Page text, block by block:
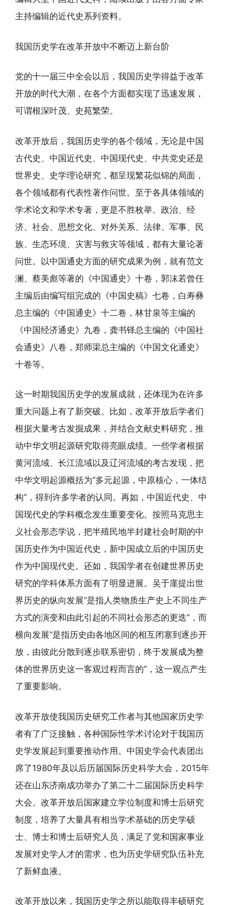
主持编辑的近代史系列资料。
我国历史学在改革开放中不断迈上新台阶
党的十一届三中全会以后，我国历史学得益于改革
开放的时代大潮，在各个方面都实现了迅速发展，
可谓根深叶茂、史苑繁荣。
改革开放后，我国历史学的各个领域，无论是中国
古代史、中国近代史、中国现代史、中共党史还是
世界史、史学理论研究，都呈现繁花似锦的局面，
各个领域都有代表性著作问世。至于各具体领域的
学术论文和学术专著，更是不胜枚举。政治、经
济、社会、思想文化、对外关系、法律、军事、民
族、生态环境、灾害与救灾等领域，都有大量论著
问世。以中国通史方面的研究成果为例，就有范文
澜、蔡美彪等著的《中国通史》十卷，郭沫若曾任
主编后由编写组完成的《中国史稿》七卷，白寿彝
总主编的《中国通史》十二卷，林甘泉等主编的
《中国经济通史》九卷，龚书铎总主编的《中国社
会通史》八卷，郑师渠总主编的《中国文化通史》
十卷等。
这一时期我国历史学的发展成就，还体现为在许多
重大问题上有了新突破。比如，改革开放后学者们
根据大量考古发掘成果，并结合文献史料研究，推
动中华文明起源研究取得亮眼成绩。一些学者根据
黄河流域、长江流域以及辽河流域的考古发现，把
中华文明起源概括为“多元起源，中原核心，一体结
构”，得到许多学者的认同。再如，中国近代史、中
国现代史的学科概念发生重要变化。按照马克思主
义社会形态学说，把半殖民地半封建社会时期的中
国历史作为中国近代史，新中国成立后的中国历史
作为中国现代史。还如，我国学者在创建世界历史
研究的学科体系方面有了明显进展。吴于廑提出世
界历史的纵向发展“是指人类物质生产史上不同生产
方式的演变和由此引起的不同社会形态的更迭”，而
横向发展“是指历史由各地区间的相互闭塞到逐步开
放，由彼此分散到逐步联系密切，终于发展成为整
体的世界历史这一客观过程而言的”，这一观点产生
了重要影响。
改革开放使我国历史研究工作者与其他国家历史学
者有了广泛接触，各种国际性学术讨论对于我国历
史学发展起到重要推动作用。中国史学会代表团出
席了1980年及以后历届国际历史科学大会，2015年
还在山东济南成功举办了第二十二届国际历史科学
大会。改革开放后国家建立学位制度和博士后研究
制度，培养了大量具有相当学术基础的历史学硕
士、博士和博士后研究人员，满足了党和国家事业
发展对史学人才的需求，也为历史学研究队伍补充
了新鲜血液。
改革开放以来，我国历史学之所以能取得丰硕研究